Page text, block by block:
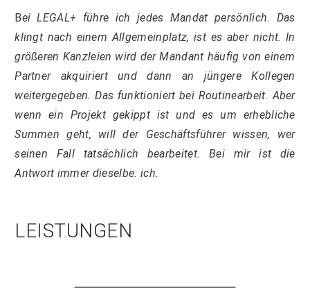
Bei LEGAL+ führe ich jedes Mandat persönlich. Das
klingt nach einem Allgemeinplatz, ist es aber nicht. In
größeren Kanzleien wird der Mandant häufig von einem
Partner akquiriert und dann an jüngere Kollegen
weitergegeben. Das funktioniert bei Routinearbeit. Aber
wenn ein Projekt gekippt ist und es um erhebliche
Summen geht, will der Geschäftsführer wissen, wer
seinen Fall tatsächlich bearbeitet. Bei mir ist die
Antwort immer dieselbe: ich.
LEISTUNGEN